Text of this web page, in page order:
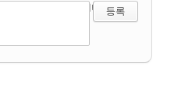
에디터 선택하기